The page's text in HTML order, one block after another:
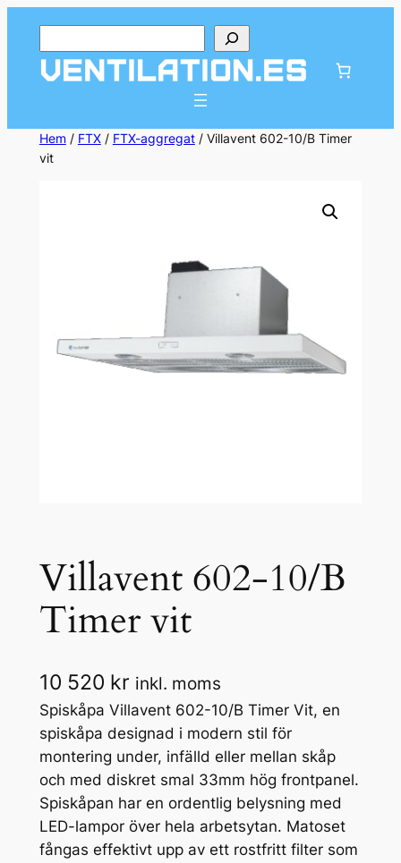
innehåll
Hem/ FTX/ FTX-aggregat/ Villavent 602-10/B Timer
vit
Villavent 602-10/B
Timer vit
10 520 kr inkl. moms
Spiskåpa Villavent 602-10/B Timer Vit, en
spiskåpa designad i modern stil för
montering under, infälld eller mellan skåp
och med diskret smal 33mm hög frontpanel.
Spiskåpan har en ordentlig belysning med
LED-lampor över hela arbetsytan. Matoset
fångas effektivt upp av ett rostfritt filter som